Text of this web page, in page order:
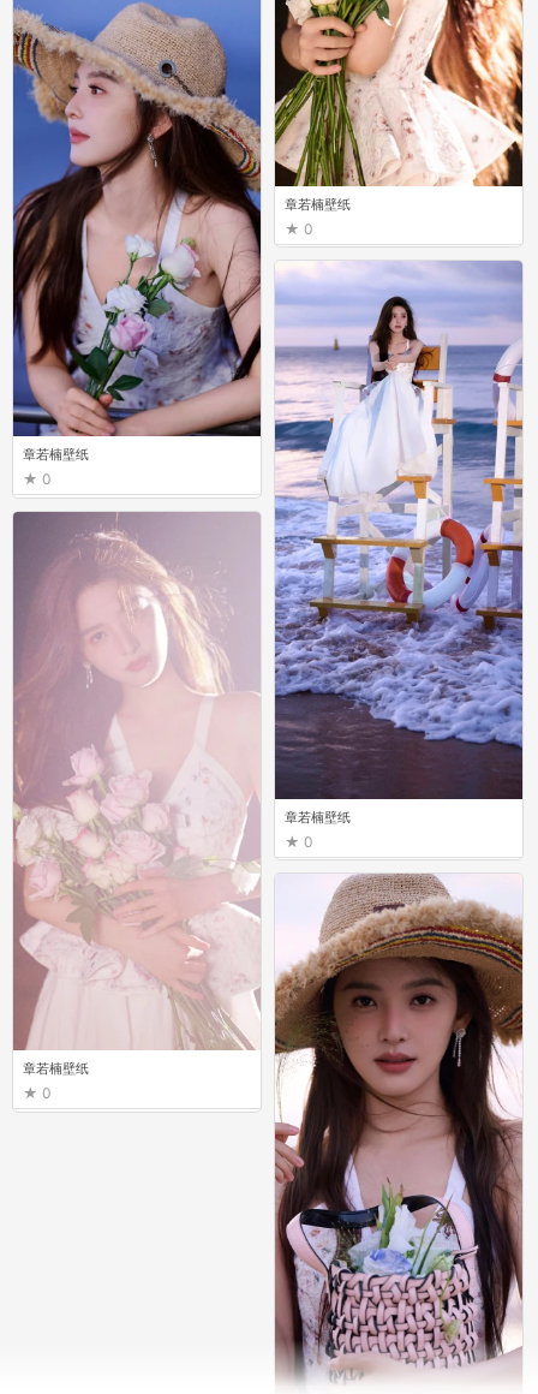
章若楠壁纸
0
章若楠壁纸
0
章若楠壁纸
0
章若楠壁纸
0